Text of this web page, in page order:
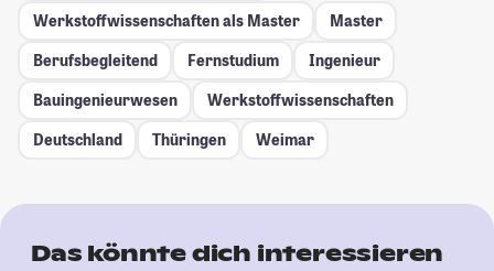
Werkstoffwissenschaften als Master
Master
Berufsbegleitend
Fernstudium
Ingenieur
Bauingenieurwesen
Werkstoffwissenschaften
Deutschland
Thüringen Weimar
Das könnte dich interessieren